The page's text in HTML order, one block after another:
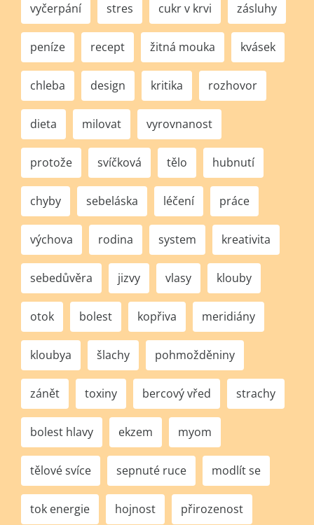
vyčerpání stres cukr v krvi zásluhy
peníze recept žitná mouka kvásek
chleba design kritika rozhovor
dieta milovat vyrovnanost
protože svíčková tělo hubnutí
chyby sebeláska léčení práce
výchova rodina system kreativita
sebedůvěra jizvy vlasy klouby
otok bolest kopřiva meridiány
kloubya šlachy pohmožděniny
zánět toxiny bercový vřed strachy
bolest hlavy ekzem myom
tělové svíce sepnuté ruce modlít se
tok energie hojnost přirozenost